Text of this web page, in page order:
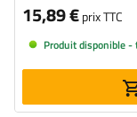
15,89 €prix TTC
Produit disponible